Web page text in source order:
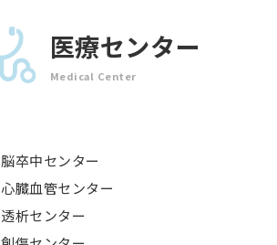
医療センター
Medical Center
脳卒中センター
心臓血管センター
透析センター